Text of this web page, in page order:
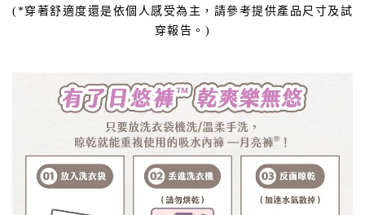
(*穿著舒適度還是依個人感受為主，請參考提供產品尺寸及試
穿報告。)